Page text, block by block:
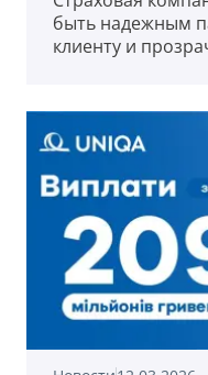
быть надежным
клиенту и